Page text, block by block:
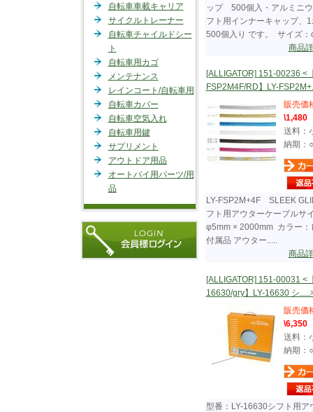
自転車車載キャリア
サイクルトレーナー
自転車チャイルドシー
ト
自転車用カゴ
メンテナンス
レインコート/自転車用
自転車カバー
自転車空気入れ
自転車用鍵
サプリメント
アウトドア用品
オートバイ用パーツ/用
品
ップ 500個入・アルミニ
フト用インナーキャップ、
500個入り です。 サイズ：
商品
[ALLIGATOR] 151-00236 <
FSP2M4F/RD】LY-
販売価
\1,480
送料：
納期：○
LY-FSP2M+4F SLEEK
フト用アウターケーブルサ
φ5mm × 2000mm カラー：
付属品 アウター.....
商品
[ALLIGATOR] 151-00031 <
16630/gry】LY-16630 シ
販売価
\6,350
送料：
納期：○
型番：LY-16630シフト用ア